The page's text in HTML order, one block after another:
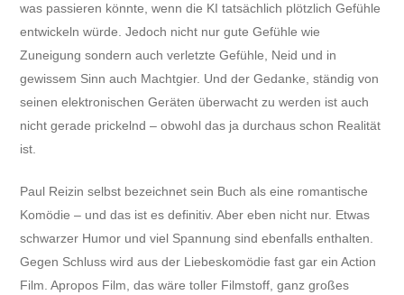
was passieren könnte, wenn die KI tatsächlich plötzlich Gefühle
entwickeln würde. Jedoch nicht nur gute Gefühle wie
Zuneigung sondern auch verletzte Gefühle, Neid und in
gewissem Sinn auch Machtgier. Und der Gedanke, ständig von
seinen elektronischen Geräten überwacht zu werden ist auch
nicht gerade prickelnd – obwohl das ja durchaus schon Realität
ist.
Paul Reizin selbst bezeichnet sein Buch als eine romantische
Komödie – und das ist es definitiv. Aber eben nicht nur. Etwas
schwarzer Humor und viel Spannung sind ebenfalls enthalten.
Gegen Schluss wird aus der Liebeskomödie fast gar ein Action
Film. Apropos Film, das wäre toller Filmstoff, ganz großes